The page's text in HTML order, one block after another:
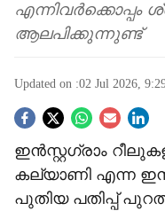
എന്നിവർക്കൊപ്പം
ആലപിക്കുന്നുണ്ട്
Updated on :02 Jul 2026,
S
o
c
ഇൻസ്റ്റഗ്രാം
കല്യാണി എന്ന
പുതിയ പതിപ്പ്